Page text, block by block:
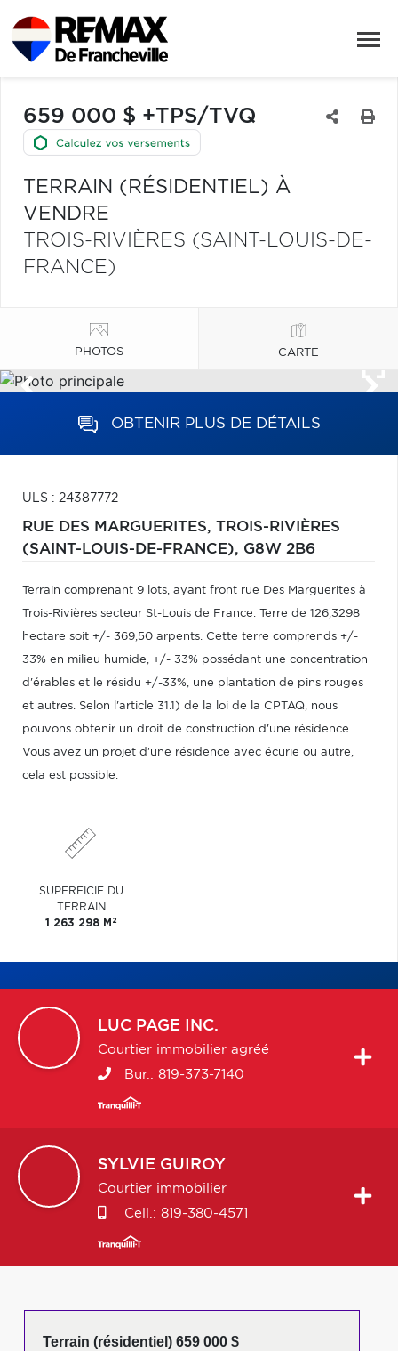
659 000 $ +TPS/TVQ
TERRAIN (RÉSIDENTIEL) À
VENDRE
TROIS-RIVIÈRES (SAINT-LOUIS-DE-
FRANCE)
PHOTOS CARTE
OBTENIR PLUS DE DÉTAILS
ULS : 24387772
RUE DES MARGUERITES, TROIS-RIVIÈRES
(SAINT-LOUIS-DE-FRANCE), G8W 2B6
Terrain comprenant 9 lots, ayant front rue Des Marguerites à
Trois-Rivières secteur St-Louis de France. Terre de 126,3298
hectare soit +/- 369,50 arpents. Cette terre comprends +/-
33% en milieu humide, +/- 33% possédant une concentration
d'érables et le résidu +/-33%, une plantation de pins rouges
et autres. Selon l'article 31.1) de la loi de la CPTAQ, nous
pouvons obtenir un droit de construction d'une résidence.
Vous avez un projet d'une résidence avec écurie ou autre,
cela est possible.
SUPERFICIE DU
TERRAIN
1 263 298 M 2
LUC PAGE INC.
Courtier immobilier agréé
Bur.: 819-373-7140
SYLVIE GUIROY
Courtier immobilier
Cell.: 819-380-4571
Terrain (résidentiel) 659 000 $